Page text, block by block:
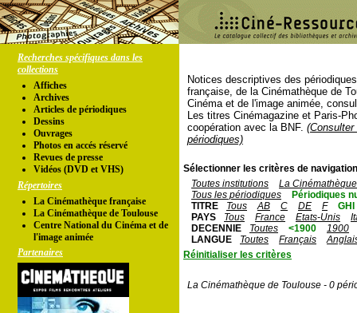
Recherches spécifiques dans les
collections
Affiches
Archives
Articles de périodiques
Dessins
Ouvrages
Photos en accés réservé
Revues de presse
Vidéos (DVD et VHS)
Répertoires
La Cinémathèque française
La Cinémathèque de Toulouse
Centre National du Cinéma et de
l'image animée
Partenaires
Notices descriptives des
française, de la Cinémathèque de
Cinéma et de l'image animée,
Les titres Cinémagazine et Paris-
coopération avec la BNF.
périodiques)
Sélectionner les critères de
Toutes institutions
La
Tous les périodiques
Périodiques
TITRE
Tous AB C DE F
GHI
PAYS
Tous France Etats-Unis
DECENNIE
Toutes <1900
1900
LANGUE
Toutes Français
Réinitialiser les critères
La Cinémathèque de Toulouse - 0